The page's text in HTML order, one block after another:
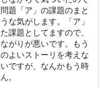
題「ア」の課題のまと
な気がします。「ア」
課題としてますので、
ながりが悪いです。もう
よいストーリを考えな
ですが、なんかもう時
。